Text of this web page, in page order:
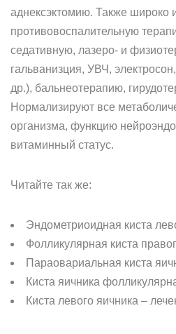
аднексэктомию. Также широко
противовоспалительную
седативную, лазеро- и
гальванизция, УВЧ,
др.), бальнеотерапию,
Нормализируют все
организма, функцию
витаминный статус.
Читайте так же:
Эндометриоидная киста
Фолликулярная киста
Параовариальная киста
Киста яичника
Киста левого яичника –